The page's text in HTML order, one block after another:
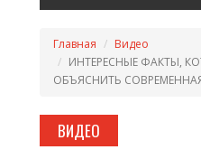
Главная
Видео
ИНТЕРЕСНЫЕ ФАКТЫ,
ОБЪЯСНИТЬ
ВИДЕО